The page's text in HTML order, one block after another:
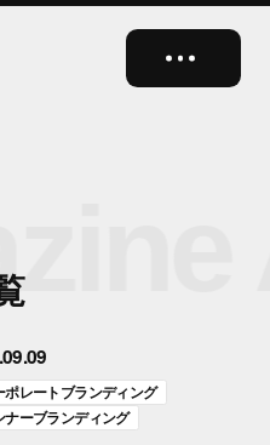
close
ポレートブランディング
ナーブランディング